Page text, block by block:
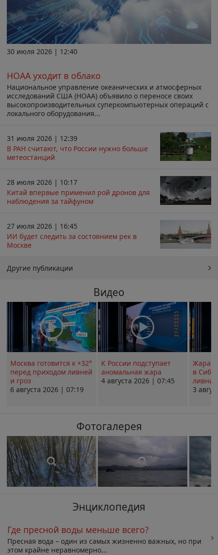
30 июля 2026 | 12:40
НОАА уходит в облако
Национальное управление океанических и атмосферных
исследований США (НОАА) объявило о переносе своих
высокопроизводительных суперкомпьютерных операций с
локального оборудования...
31 июля 2026 | 12:39
В РАН считают, что России нужно больше
метеостанций
28 июля 2026 | 10:17
Китай впервые применил рой дронов для
наблюдения за тайфуном
27 июля 2026 | 16:45
ИИ будет следить за состоянием рек в
Москве
Другие публикации
Видео
Москва готовится к +32°
перед приходом ливней
и гроз
6 августа 2026 | 07:19
К России подступает
аномальная жара
4 августа 2026 | 07:45
Жара в
в
ливни
3
Фотогалерея
Энциклопедия
Где пресной воды меньше всего?
Пресная вода – один из самых жизненно важных, но при
этом крайне неравномерно...